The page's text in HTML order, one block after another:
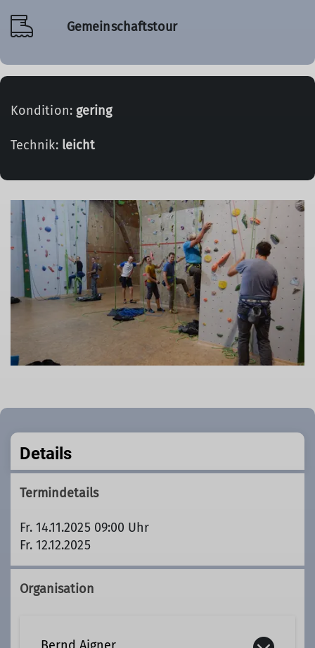
Gemeinschaftstour
Kondition: gering
Technik: leicht
Details
Termindetails
Fr. 14.11.2025 09:00 Uhr
Fr. 12.12.2025
Organisation